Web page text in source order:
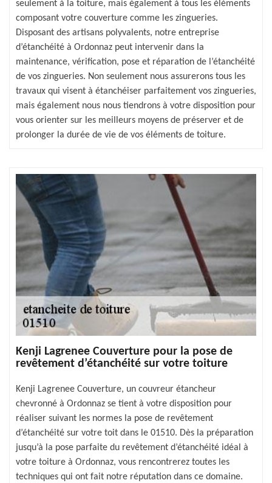
seulement à la toiture, mais également à tous les éléments
composant votre couverture comme les zingueries.
Disposant des artisans polyvalents, notre entreprise
d’étanchéité à Ordonnaz peut intervenir dans la
maintenance, vérification, pose et réparation de l’étanchéité
de vos zingueries. Non seulement nous assurerons tous les
travaux qui visent à étanchéiser parfaitement vos zingueries,
mais également nous nous tiendrons à votre disposition pour
vous orienter sur les meilleurs moyens de préserver et de
prolonger la durée de vie de vos éléments de toiture.
Kenji Lagrenee Couverture pour la pose de
revêtement d’étanchéité sur votre toiture
Kenji Lagrenee Couverture, un couvreur étancheur
chevronné à Ordonnaz se tient à votre disposition pour
réaliser suivant les normes la pose de revêtement
d’étanchéité sur votre toit dans le 01510. Dès la préparation
jusqu’à la pose parfaite du revêtement d’étanchéité idéal à
votre toiture à Ordonnaz, vous rencontrerez toutes les
techniques qui ont fait notre réputation dans ce domaine.